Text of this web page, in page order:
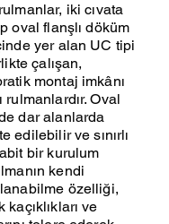
iki cıvata
oval flanşlı döküm
yer alan UC tipi
çalışan,
montaj imkânı
rulmanlardır. Oval
dar alanlarda
edilebilir ve sınırlı
bir kurulum
kendi
özelliği,
ve